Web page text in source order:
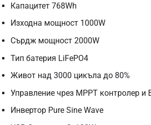
Капацитет 768Wh
Изходна мощност 1000W
Сърдж мощност 2000W
Тип батерия LiFePO4
Живот над 3000 цикъла до 80%
Управление чрез MPPT контролер и
Инвертор Pure Sine Wave